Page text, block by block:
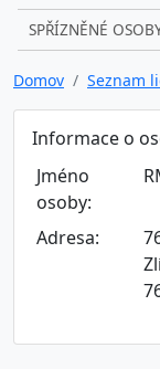
SPŘÍZNĚNÉ
Domov Seznam
Informace o
Jméno
osoby:
Adresa: